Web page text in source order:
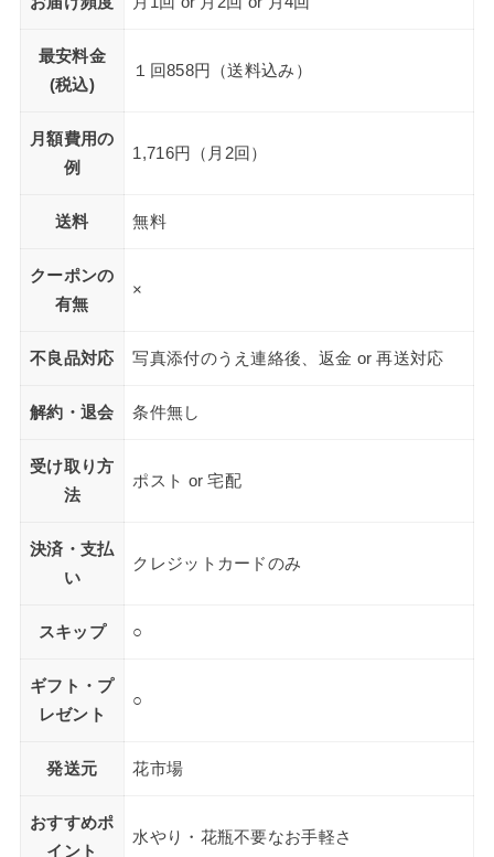
最安料金
(税込)
１回858円（送料込み）
月額費用の
例
1,716円（月2回）
送料 無料
クーポンの
有無
×
不良品対応 写真添付のうえ連絡後、返金 or 再送対応
解約・退会 条件無し
受け取り方
法
ポスト or 宅配
決済・支払
い
クレジットカードのみ
スキップ ○
ギフト・プ
レゼント
○
発送元 花市場
おすすめポ
イント
水やり・花瓶不要なお手軽さ